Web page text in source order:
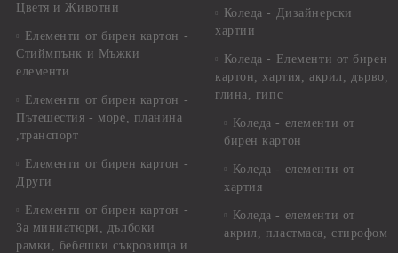
Цветя и Животни
Елементи от бирен картон -
Стиймпънк и Мъжки
елементи
Елементи от бирен картон -
Пътешестия - море, планина
,транспорт
Елементи от бирен картон -
Други
Елементи от бирен картон -
За миниатюри, дълбоки
рамки, бебешки съкровища и
Коледа - Дизайнерски
хартии
Коледа - Eлементи от бирен
картон, хартия, акрил, дърво,
глина, гипс
Коледа - елементи от
бирен картон
Коледа - елементи от
хартия
Коледа - елементи от
акрил, пластмаса, стирофом